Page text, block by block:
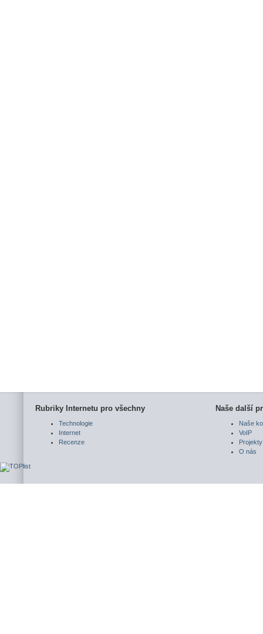
Rubriky Internetu pro všechny
Technologie
Internet
Recenze
Naše další
Naše
VoIP
Projekty
O nás